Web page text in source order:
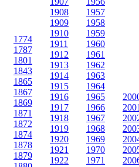
1774
1787
1801
1843
1865
1867
1869
1871
1872
1874
1878
1879
1908
1909
1910
1911
1912
1913
1914
1915
1916
1917
1918
1919
1920
1921
1922
1957
1958
1959
1960
1961
1962
1963
1964
1965
1966
1967
1968
1969
1970
1971
2001